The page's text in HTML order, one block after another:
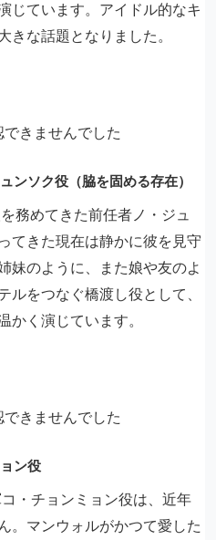
じています。アイドル的なキ
きな話題となりました。
きませんでした
ンソク役（脇を固める存在）
務めてきた前任者ノ・ジュ
てきた現在は静かに彼を見守
妹のように、また娘や友のよ
ルをつなぐ橋渡し役として、
かく演じています。
きませんでした
ン役
・チョンミョン役は、近年
。マンウォルがかつて愛した